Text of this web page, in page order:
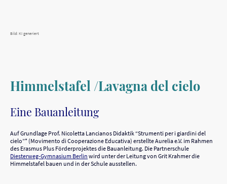
Bild: KI generiert
Himmelstafel /Lavagna del cielo
Eine Bauanleitung
Auf Grundlage Prof. Nicoletta Lancianos Didaktik “Strumenti per i giardini del
cielo”* (Movimento di Cooperazione Educativa) erstellte Aurelia e.V. im Rahmen
des Erasmus Plus Förderprojektes die Bauanleitung. Die Partnerschule
Diesterweg-Gymnasium Berlin wird unter der Leitung von Grit Krahmer die
Himmelstafel bauen und in der Schule ausstellen.